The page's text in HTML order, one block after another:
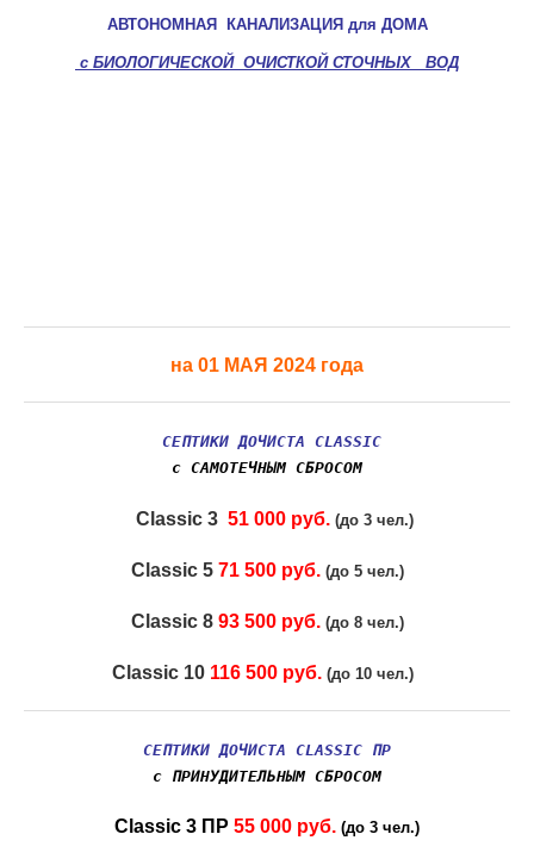
АВТОНОМНАЯ КАНАЛИЗАЦИЯ для ДОМА
с БИОЛОГИЧЕСКОЙ ОЧИСТКОЙ СТОЧНЫХ ВОД
на 01 МАЯ 2024 года
СЕПТИКИ ДОЧИСТА CLASSIC
с САМОТЕЧНЫМ СБРОСОМ
Classic 3 51 000 руб.(до 3 чел.)
Classic 5 71 500 руб. (до 5 чел.)
Classic 8 93 500 руб. (до 8 чел.)
Classic 10 116 500 руб. (до 10 чел.)
СЕПТИКИ ДОЧИСТА CLASSIC ПР
с ПРИНУДИТЕЛЬНЫМ СБРОСОМ
Classic 3 ПР 55 000 руб. (до 3 чел.)